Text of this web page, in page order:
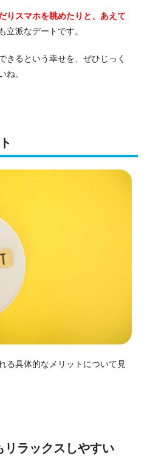
りスマホを眺めたりと、あえて
立派なデートです。
きるという幸せを、ぜひじっく
ね。
る具体的なメリットについて見
リラックスしやすい